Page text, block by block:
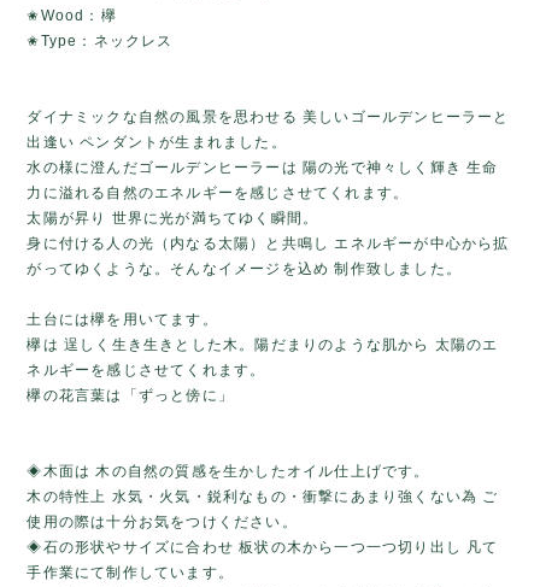
✬Wood：欅
✬Type：ネックレス
ダイナミックな自然の風景を思わせる 美しいゴールデンヒーラーと
出逢い ペンダントが生まれました。
水の様に澄んだゴールデンヒーラーは 陽の光で神々しく輝き 生命
力に溢れる自然のエネルギーを感じさせてくれます。
太陽が昇り 世界に光が満ちてゆく瞬間。
身に付ける人の光（内なる太陽）と共鳴し エネルギーが中心から拡
がってゆくような。そんなイメージを込め 制作致しました。
土台には欅を用いてます。
欅は 逞しく生き生きとした木。陽だまりのような肌から 太陽のエ
ネルギーを感じさせてくれます。
欅の花言葉は「ずっと傍に」
◈木面は 木の自然の質感を生かしたオイル仕上げです。
木の特性上 水気・火気・鋭利なもの・衝撃にあまり強くない為 ご
使用の際は十分お気をつけください。
◈石の形状やサイズに合わせ 板状の木から一つ一つ切り出し 凡て
手作業にて制作しています。